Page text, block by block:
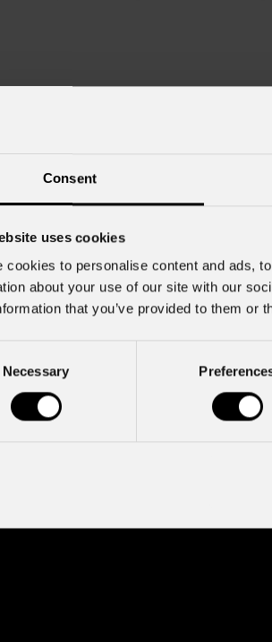
Consent
uses cookies
cookies to personalise content and ads,
about your use of our site with our
that you’ve provided to them or
Necessary
trasporto e la manutenzione